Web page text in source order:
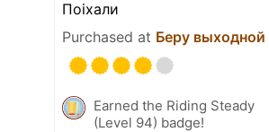
Поiхали
Purchased at Беру выходной
Earned the Riding Steady
(Level 94) badge!